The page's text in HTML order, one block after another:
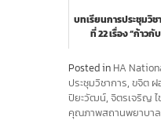
บทเรียนการประชุมวิ
ที่ 22 เรื่อง “ก้าวกั
Posted in HA
ประชุมวิชาการ, ขจิต ฝ
ปิยะวัฒน์, จิตรเจริญ ไ
คุณภาพสถานพยาบา